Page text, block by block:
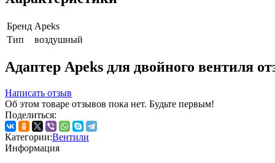
Бренд Apeks
Тип
воздушный
Адаптер Apeks для двойного вентиля
Написать отзыв
Об этом товаре отзывов пока нет. Будьте первым!
Поделиться:
Категории:Вентили
Информация